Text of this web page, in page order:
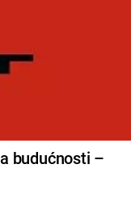
budućnosti –